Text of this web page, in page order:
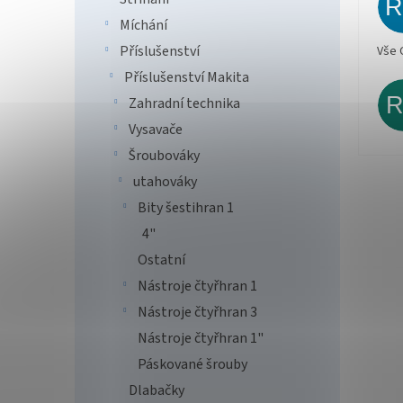
Míchání
Příslušenství
Příslušenství Makita
Zahradní technika
Vysavače
Šroubováky
utahováky
Bity šestihran 1
4"
Ostatní
Nástroje čtyřhran 1
Nástroje čtyřhran 3
Nástroje čtyřhran 1"
Páskované šrouby
Dlabačky
Vše